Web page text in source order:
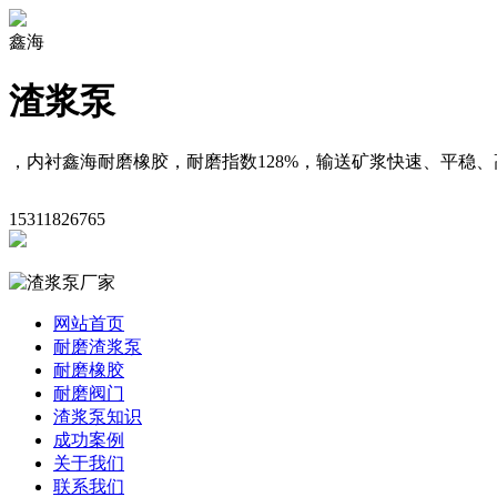
鑫海
渣浆泵
，内衬鑫海耐磨橡胶，耐磨指数128%，输送矿浆快速、平稳
15311826765
网站首页
耐磨渣浆泵
耐磨橡胶
耐磨阀门
渣浆泵知识
成功案例
关于我们
联系我们